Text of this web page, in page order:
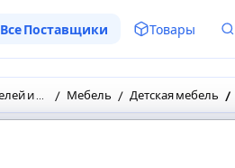
Все Поставщики Товары
Мебель Детская мебель